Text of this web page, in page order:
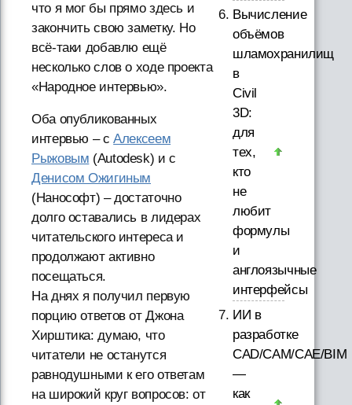
что я мог бы прямо здесь и
закончить свою заметку. Но
всё-таки добавлю ещё
несколько слов о ходе проекта
«Народное интервью».
Оба опубликованных
интервью – сАлексеем
Рыжовым (Autodesk) и с
Денисом Ожигиным
(Нанософт) – достаточно
долго оставались в лидерах
читательского интереса и
продолжают активно
посещаться.
На днях я получил первую
порцию ответов от Джона
Хирштика: думаю, что
читатели не останутся
равнодушными к его ответам
на широкий круг вопросов: от
Вычисление
объёмов
шламохранилищ
в
Civil
3D:
для
тех,
кто
не
любит
формулы
и
англоязычные
интерфейсы
ИИ в
разработке
CAD/CAM/CAE/BIM
—
как